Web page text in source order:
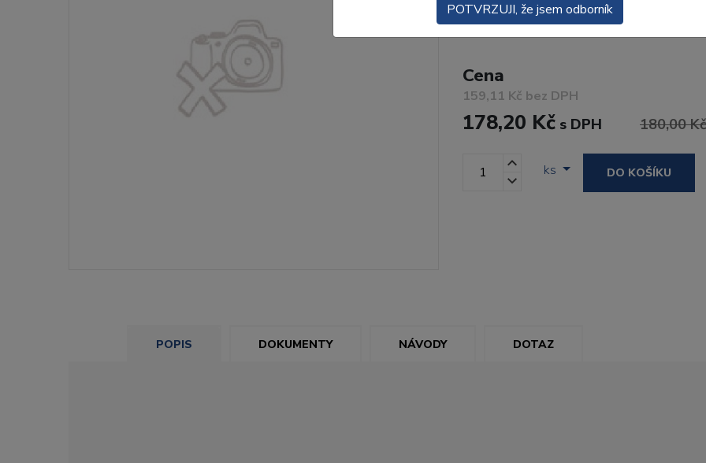
Cena
159,11 Kč bez DPH
178,20 Kč s DPH 180,00 Kč
ks DO KOŠÍKU
POPIS DOKUMENTY NÁVODY DOTAZ
POTVRZUJI, že jsem odborník